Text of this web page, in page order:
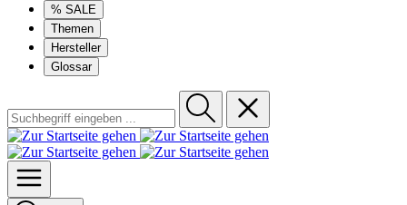
% SALE
Themen
Hersteller
Glossar